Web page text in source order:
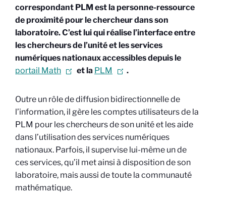
correspondant PLM est la personne-ressource
de proximité pour le chercheur dans son
laboratoire. C’est lui qui réalise l’interface entre
les chercheurs de l’unité et les services
numériques nationaux accessibles depuis le
portail Math
et la PLM .
Outre un rôle de diffusion bidirectionnelle de
l’information, il gère les comptes utilisateurs de la
PLM pour les chercheurs de son unité et les aide
dans l’utilisation des services numériques
nationaux. Parfois, il supervise lui-même un de
ces services, qu’il met ainsi à disposition de son
laboratoire, mais aussi de toute la communauté
mathématique.